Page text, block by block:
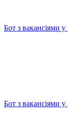
Бот з вакансіями у
Бот з вакансіями у